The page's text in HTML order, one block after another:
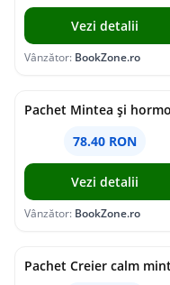
Vezi detalii
Vânzător: BookZone.ro
78.40 RON
Vezi detalii
Vânzător: BookZone.ro